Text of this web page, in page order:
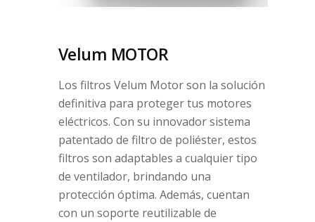
Velum MOTOR
Los filtros Velum Motor son la solución
definitiva para proteger tus motores
eléctricos. Con su innovador sistema
patentado de filtro de poliéster, estos
filtros son adaptables a cualquier tipo
de ventilador, brindando una
protección óptima. Además, cuentan
con un soporte reutilizable de